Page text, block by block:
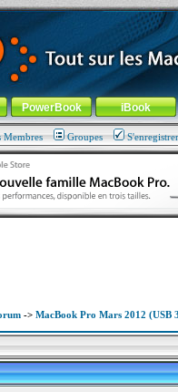
-Aller au menu de la
PowerBook iBook
Membres Groupes S'enregistrer
-> MacBook Pro Mars 2012 (USB